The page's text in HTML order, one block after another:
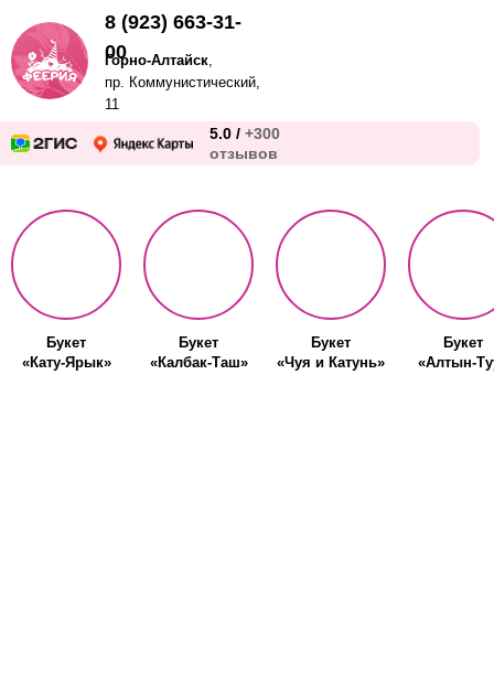
5.0 / +300
отзывов
Горно-Алтайск,
пр. Коммунистический,
11
8 (923) 663-31-
00
Букет
«Кату-Ярык»
Букет
«Калбак-Таш»
Букет
«Чуя и Катунь»
Букет
«Алтын-